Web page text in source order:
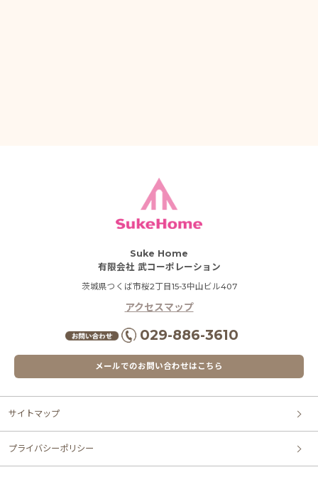
Suke Home
有限会社 武コーポレーション
茨城県つくば市桜2丁目15-3中山ビル407
アクセスマップ
029-886-3610
メールでのお問い合わせはこちら
サイトマップ
プライバシーポリシー